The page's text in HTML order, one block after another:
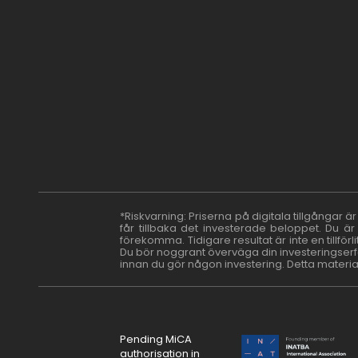
*Riskvarning: Priserna på digitala tillgångar
får tillbaka det investerade beloppet. Du
förekomma. Tidigare resultat är inte en
Du bör noggrant överväga din
innan du gör någon investering. Detta
Pending MiCA
authorisation in